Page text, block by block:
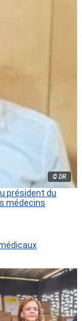
© DR
président du
médecins